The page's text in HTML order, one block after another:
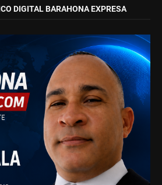
DIGITAL BARAHONA EXPRESA